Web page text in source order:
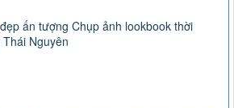
ấn tượng Chụp ảnh lookbook thời
Nguyên